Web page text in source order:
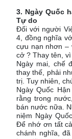
3. Ngày Quốc
Tự do
Đối với người
4, đồng nghĩa
cựu nạn nhơn –
cở ? Thay tên,
Ngày mai, chế
thay thế, phải
trị. Tuy nhiên,
Ngày Quốc
rằng trong
bán nước nữa.
niệm Ngày
Để nhớ ơn tất
chánh nghĩa,